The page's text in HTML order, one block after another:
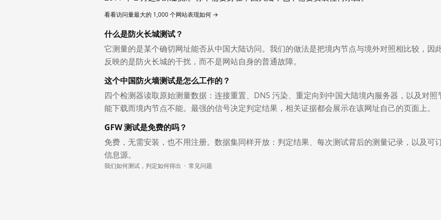
看看访问量最大的 1,000 个网站表现如何 →
什么是防火长城测试？
它测量的是某个确切网址能否从中国大陆访问。我们的做法是把境内节点与境外对照相比较，因
反映的是防火长城的干扰，而不是网站自身的普通故障。
这个中国防火墙测试是怎么工作的？
四个检测器读取原始测量数据：连接重置、DNS 污染、重定向到中国大陆境内服务器，以及对照
能下载而境内节点不能。最强的信号决定判定结果，相关证据都会展示在该网址自己的页面上。
GFW 测试是免费的吗？
免费，无需安装，也不用注册。数据集同样开放：判定结果、每次测试背后的测量记录，以及可
信息源。
我们如何测试，判定如何得出 · 常见问题